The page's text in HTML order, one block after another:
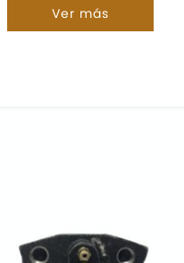
Ver más